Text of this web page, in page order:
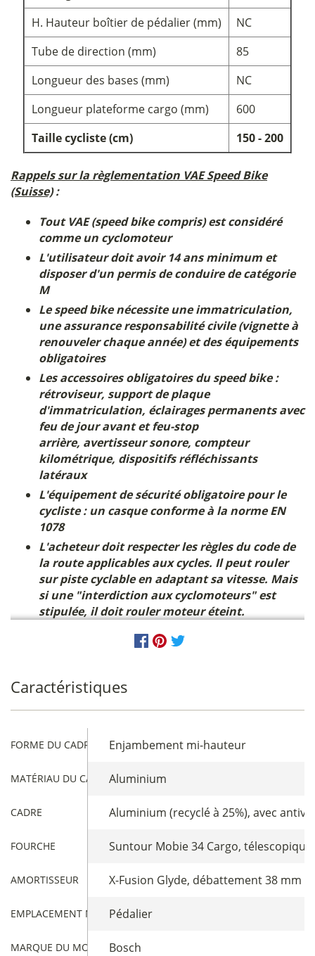
H. Hauteur boîtier de pédalier (mm)
NC
Tube de direction (mm)
85
Longueur des bases (mm)
NC
Longueur plateforme cargo (mm)
600
Taille cycliste (cm)
150 - 200
Rappels sur la règlementation VAE Speed Bike
(Suisse):
Tout VAE (speed bike compris) est considéré
comme un cyclomoteur
L'utilisateur doit avoir 14 ans minimum et
disposer d'un permis de conduire de catégorie
M
Le speed bike nécessite une immatriculation,
une assurance responsabilité civile (vignette à
renouveler chaque année) et des équipements
obligatoires
Les accessoires obligatoires du speed bike :
rétroviseur, support de plaque
d'immatriculation, éclairages permanents avec
feu de jour avant et feu-stop
arrière, avertisseur sonore, compteur
kilométrique, dispositifs réfléchissants
latéraux
L'équipement de sécurité obligatoire pour le
cycliste : un casque conforme à la norme EN
1078
L'acheteur doit respecter les règles du code de
la route applicables aux cycles. Il peut rouler
sur piste cyclable en adaptant sa vitesse. Mais
si une "interdiction aux cyclomoteurs" est
stipulée, il doit rouler moteur éteint.
Caractéristiques
FORME DU CADRE Enjambement mi-hauteur
MATÉRIAU DU CADREAluminium
CADRE Aluminium (recyclé à 25%), avec
FOURCHE Suntour Mobie 34 Cargo,
AMORTISSEUR X-Fusion Glyde, débattement 38 mm
EMPLACEMENT MOTEURPédalier
MARQUE DU MOTEURBosch